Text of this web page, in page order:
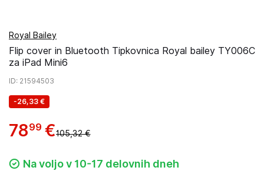
Royal Bailey
Flip cover in Bluetooth Tipkovnica Royal bailey TY006C
za iPad Mini6
ID: 21594503
-26,33 €
7899 €105,32 €
Na voljo v 10-17 delovnih dneh